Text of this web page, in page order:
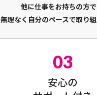
他に仕事をお持ちの方
無理なく自分のペースで取り組
安心の